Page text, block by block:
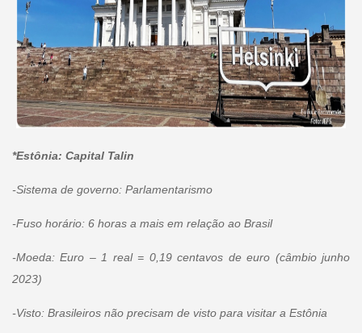
*Estônia: Capital Talin
-Sistema de governo: Parlamentarismo
-Fuso horário: 6 horas a mais em relação ao Brasil
-Moeda: Euro – 1 real = 0,19 centavos de euro (câmbio junho
2023)
-Visto: Brasileiros não precisam de visto para visitar a Estônia